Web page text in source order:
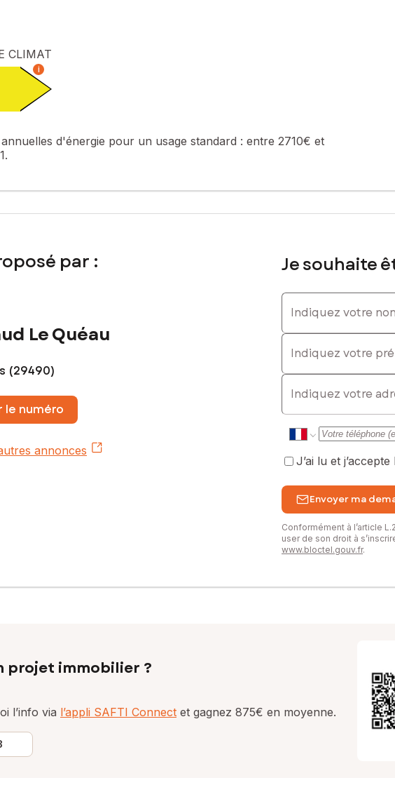
CLIMAT
i
d'énergie pour un usage standard : entre 2710€ et
par :
Le Quéau
(29490)
le numéro
annonces
Je souhaite
Indiquez votre nom
Indiquez votre prénom
E-mail
J’ai lu et j’accepte
Envoyer ma
Conformément à l’article
user de son droit à
www.bloctel.gouv.fr.
projet immobilier ?
l’info via l’appli SAFTI Connect et gagnez 875€ en moyenne.